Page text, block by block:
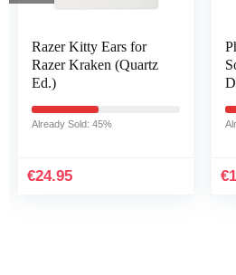
Philips B6305/10
SoundBar met
Uitgangsvermogen,
Already Sold: 37%
€149.00